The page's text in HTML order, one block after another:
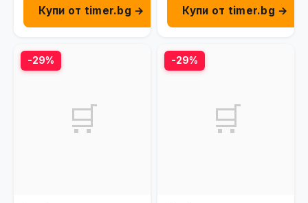
Купи от timer.bg → Купи от timer.bg →
-29%
🛒
-29%
🛒